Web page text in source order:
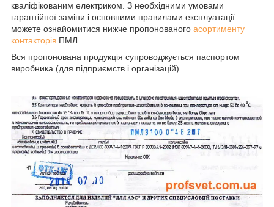
кваліфікованим електриком. З необхідними умовами
гарантійної заміни і основними правилами експлуатації
можете ознайомитися нижче пропонованого асортименту
контакторів ПМЛ.
Вся пропонована продукція супроводжується паспортом
виробника (для підприємств і організацій).